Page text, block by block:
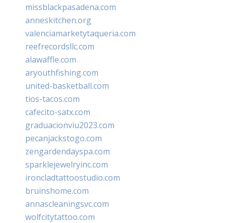
missblackpasadena.com
anneskitchen.org
valenciamarketytaqueria.com
reefrecordsllc.com
alawaffle.com
aryouthfishing.com
united-basketball.com
tios-tacos.com
cafecito-satx.com
graduacionviu2023.com
pecanjackstogo.com
zengardendayspa.com
sparklejewelryinc.com
ironcladtattoostudio.com
bruinshome.com
annascleaningsvc.com
wolfcitytattoo.com